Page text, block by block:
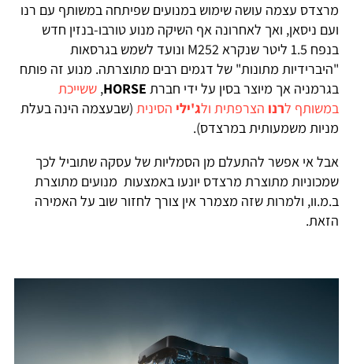
מרצדס עצמה עושה שימוש במנועים שפיתחה במשותף עם רנו
ועם ניסאן, ואך לאחרונה אף השיקה מנוע טורבו-בנזין חדש
בנפח 1.5 ליטר שנקרא M252 ונועד לשמש בגרסאות
"היברידיות מתונות" של דגמים רבים מתוצרתה. מנוע זה פותח
בגרמניה אך מיוצר בסין על ידי חברת HORSE
, ששייכת
במשותף לרנו הצרפתית ולג'ילי הסינית (שבעצמה הינה בעלת
מניות משמעותית במרצדס).
אבל אי אפשר להתעלם מן הסמליות של עסקה שתוביל לכך
שמכוניות מתוצרת מרצדס יונעו באמצעות מנועים מתוצרת
ב.מ.וו, ולמרות שזה מצמרר אין צורך לחזור שוב על האמירה
הזאת.